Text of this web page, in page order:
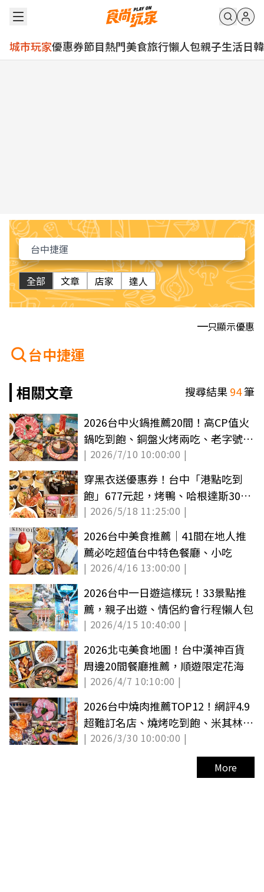
城市玩家優惠券節目熱門美食旅行懶人包親子生活日韓
全部 文章 店家 達人
只顯示優惠
台中捷運
相關文章
搜尋結果94筆
2026台中火鍋推薦20間！高CP值火
鍋吃到飽、銅盤火烤兩吃、老字號石
頭鍋
| 2026/7/10 10:00:00 |
穿黑衣送優惠券！台中「港點吃到
飽」677元起，烤鴨、哈根達斯30款
無限嗑
| 2026/5/18 11:25:00 |
2026台中美食推薦｜41間在地人推
薦必吃超值台中特色餐廳、小吃
| 2026/4/16 13:00:00 |
2026台中一日遊這樣玩！33景點推
薦，親子出遊、情侶約會行程懶人包
| 2026/4/15 10:40:00 |
2026北屯美食地圖！台中漢神百貨
周邊20間餐廳推薦，順遊限定花海
| 2026/4/7 10:10:00 |
2026台中燒肉推薦TOP12！網評4.9
超難訂名店、燒烤吃到飽、米其林星
級
| 2026/3/30 10:00:00 |
More